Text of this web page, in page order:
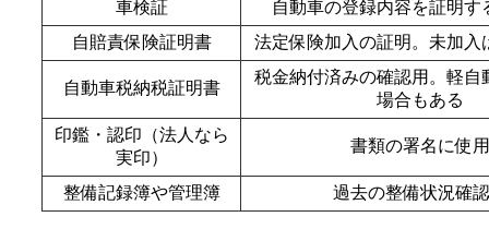
車検証
自動車の登録内容を証明す
自賠責保険証明書
法定保険加入の証明。未加入
自動車税納税証明書
税金納付済みの確認用。軽自
場合もある
印鑑・認印（法人なら
実印）
書類の署名に使用
整備記録簿や管理簿 過去の整備状況確